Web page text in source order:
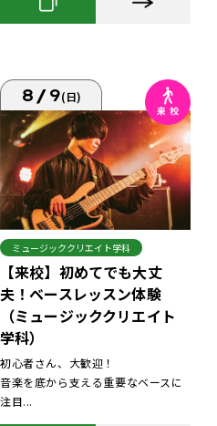
8/9(日)
ミュージッククリエイト学科
【来校】初めてでも大丈
夫！ベースレッスン体験
（ミュージッククリエイト
学科）
初心者さん、大歓迎！
音楽を底から支える重要なベースに
注目...